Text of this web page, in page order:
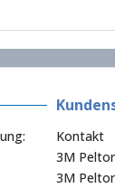
Kontakt
3M
3M